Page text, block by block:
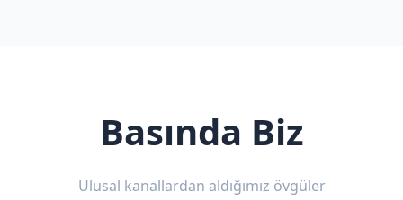
Basında Biz
Ulusal kanallardan aldığımız övgüler